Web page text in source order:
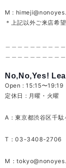
M :
＊上記以外ご来店希
No,No,Yes!
Open : 15:15〜19:19
定休日 : 月曜・火曜
A：東京都渋谷区千
T：03-3408-2706
M：